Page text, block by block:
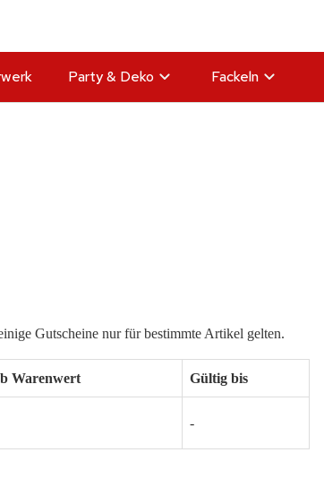
Party & Deko Fackeln
Gutscheine nur für bestimmte Artikel gelten.
Warenwert Gültig bis
-